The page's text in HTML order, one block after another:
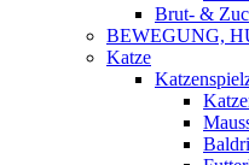
Brut- &
BEWEGUNG,
Katze